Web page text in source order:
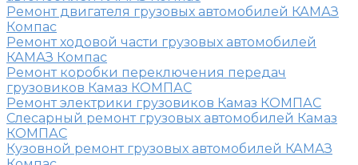
Ремонт двигателя грузовых автомобилей КАМАЗ
Компас
Ремонт ходовой части грузовых автомобилей
КАМАЗ Компас
Ремонт коробки переключения передач
грузовиков Камаз КОМПАС
Ремонт электрики грузовиков Камаз КОМПАС
Слесарный ремонт грузовых автомобилей Камаз
КОМПАС
Кузовной ремонт грузовых автомобилей КАМАЗ